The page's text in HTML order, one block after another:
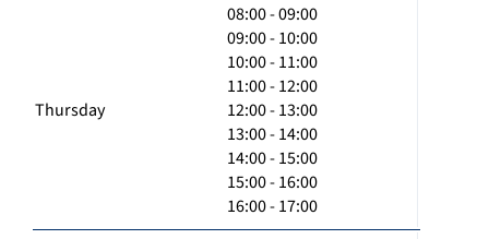
Thursday
08:00 - 09:00
09:00 - 10:00
10:00 - 11:00
11:00 - 12:00
12:00 - 13:00
13:00 - 14:00
14:00 - 15:00
15:00 - 16:00
16:00 - 17:00